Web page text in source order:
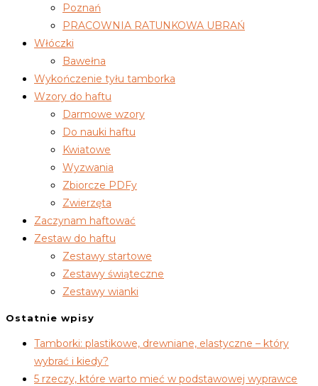
Poznań
PRACOWNIA RATUNKOWA UBRAŃ
Włóczki
Bawełna
Wykończenie tyłu tamborka
Wzory do haftu
Darmowe wzory
Do nauki haftu
Kwiatowe
Wyzwania
Zbiorcze PDFy
Zwierzęta
Zaczynam haftować
Zestaw do haftu
Zestawy startowe
Zestawy świąteczne
Zestawy wianki
Ostatnie wpisy
Tamborki: plastikowe, drewniane, elastyczne – który
wybrać i kiedy?
5 rzeczy, które warto mieć w podstawowej wyprawce